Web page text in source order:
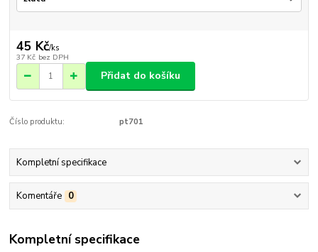
45 Kč/ks
37 Kč bez DPH
Přidat do košíku
Číslo produktu: pt701
Kompletní specifikace
Komentáře 0
Kompletní specifikace